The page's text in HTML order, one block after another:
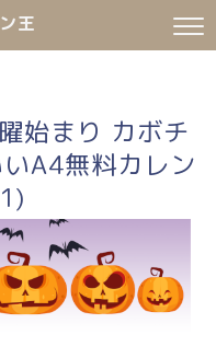
王
始まり カボチ
A4無料カレン